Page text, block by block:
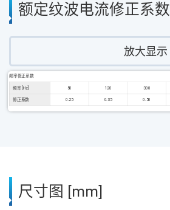
额定纹波电流修正系数
放大显示
频率修正系数
频率 [Hz] 50 120 300
修正系数 0.25 0.35 0.50
尺寸图 [mm]